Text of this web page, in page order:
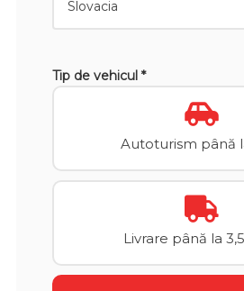
Tip de vehicul *
Autoturism până
Livrare până la